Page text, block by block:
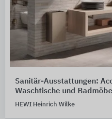
Sanitär-Ausstattungen:
Waschtische und
HEWI Heinrich Wilke